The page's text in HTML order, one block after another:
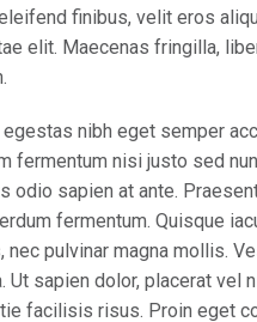
finibus, velit eros
elit. Maecenas fringilla,
egestas nibh eget semper
fermentum nisi justo sed
odio sapien at ante.
fermentum. Quisque
nec pulvinar magna mollis.
Ut sapien dolor, placerat
facilisis risus. Proin eget